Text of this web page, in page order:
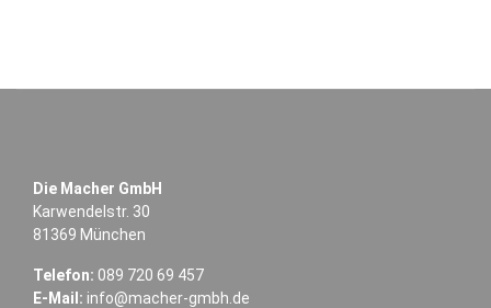
Die Macher GmbH
Karwendelstr. 30
81369 München
Telefon: 089 720 69 457
E-Mail: info@macher-gmbh.de